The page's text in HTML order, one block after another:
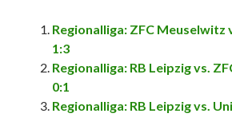
Regionalliga: ZFC Meuselwitz
1:3
Regionalliga: RB Leipzig vs.
0:1
Regionalliga: RB Leipzig vs.